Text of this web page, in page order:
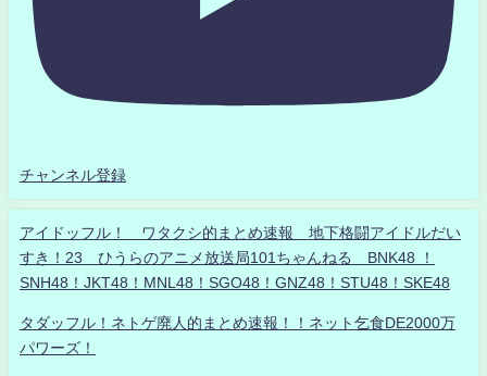
チャンネル登録
アイドッフル！ ワタクシ的まとめ速報 地下格闘アイドルだい
すき！23 ひうらのアニメ放送局101ちゃんねる BNK48 ！
SNH48！JKT48！MNL48！SGO48！GNZ48！STU48！SKE48
タダッフル！ネトゲ廃人的まとめ速報！！ネット乞食DE2000万
パワーズ！